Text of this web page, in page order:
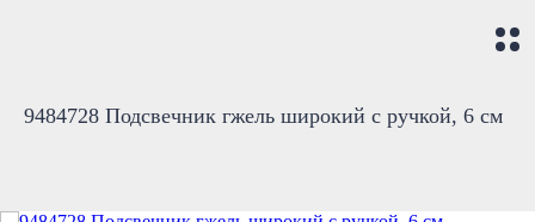
9484728 Подсвечник гжель широкий с ручкой, 6 см